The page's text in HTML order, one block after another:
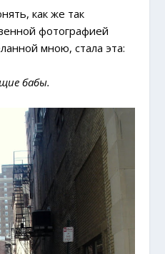
как же так
фотографией
мною, стала эта:
бабы.